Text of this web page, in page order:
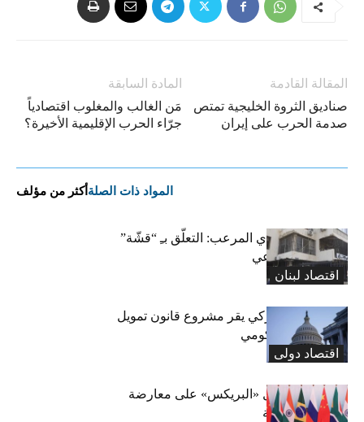
المادة السابقة
مَن الغالب والمغلوب اقتصادياً
جرّاء الحرب الإقليمية الأخيرة؟
المقالة القادمة
صناديق الثروة الخليجية تمتص
صدمة الحرب على إيران
المواد ذات الصلة أكثر من مؤلف
اقتصاد لبنان
المعاش التقاعدي المرعب: التعلّق بـِ “قشّة”
الضمان الاجتماعي
اقتصاد دولی
«الشيوخ» الأميركي يقر مشروع قانون تمويل
لتجنب إغلاق حكومي
الصين تحث دول «البريكس» على معارضة
الحمائية التجارية